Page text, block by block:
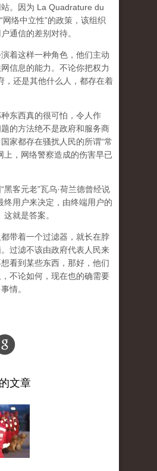
。因为 La Quadrature du
网络中立性”的政策，该组织
通信的差别对待。
着这样一种角色，他们主动
信息的能力。不论你把权力
，还是其他什么人，都存在着
东西真的很可怕，令人作
的方法绝不是政府和服务商
家都存在骚扰人民的所谓“常
上，网络警察造成的伤害早已
黑客元老”瓦乌·荷兰德曾经说
终用户来决定，由终端用户的
就是答案。
带着一个过滤器，就长在脖
过滤不该由政府代表人民来
看到某些东西，那好，他们
不论如何，现在也的确需要
情。
文章